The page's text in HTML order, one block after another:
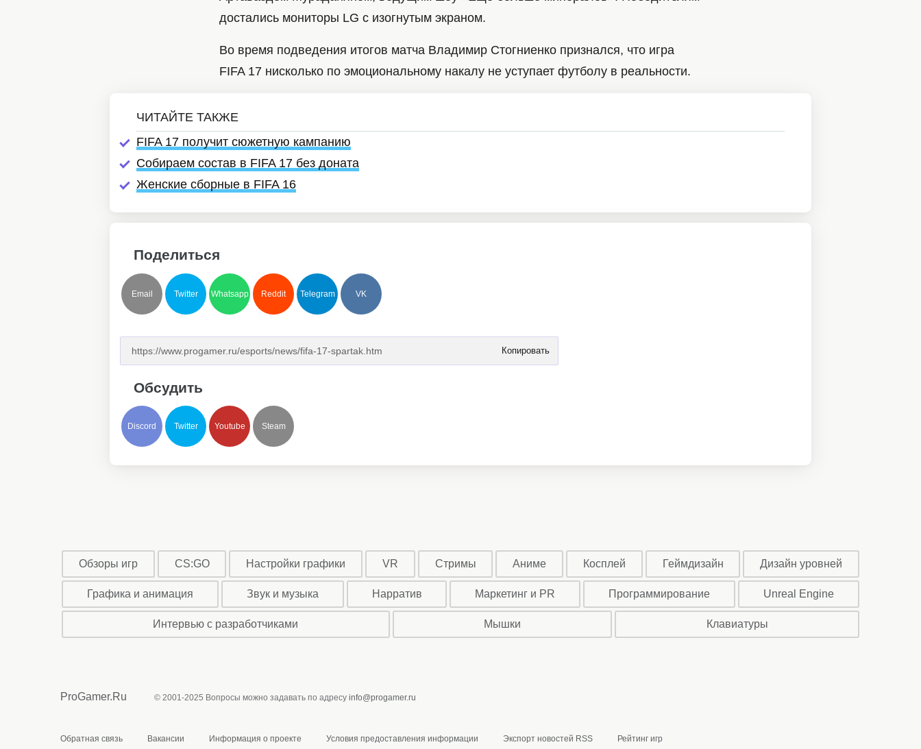
достались мониторы LG с изогнутым экраном.
Во время подведения итогов матча Владимир Стогниенко признался, что игра
FIFA 17 нисколько по эмоциональному накалу не уступает футболу в реальности.
FIFA 17 получит сюжетную кампанию
Собираем состав в FIFA 17 без доната
Женские сборные в FIFA 16
Поделиться
Email Twitter Whatsapp Reddit Telegram VK
Копировать
Обсудить
Discord Twitter Youtube Steam
Обзоры игр CS:GO Настройки графики VR Стримы Аниме Косплей Геймдизайн Дизайн уровней
Графика и анимация Звук и музыка Нарратив Маркетинг и PR Программирование Unreal Engine
Интервью с разработчиками Мышки Клавиатуры
ProGamer.Ru © 2001-2025 Вопросы можно задавать по адресу info@progamer.ru
Обратная связь Вакансии Информация о проекте Условия предоставления информации Экспорт новостей RSS Рейтинг игр